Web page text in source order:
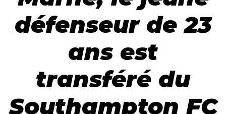
défenseur de 23
ans est
transféré du
Southampton FC